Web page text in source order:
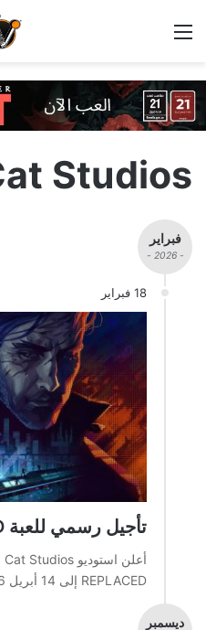
القائمة
Studios
فبراير
- 2026 -
18 فبراير
تأجيل رسمي للعبة REPLACED
REPLACED إلى 14 أبريل 2026، بعد أن كان من المخطط…
ديسمبر